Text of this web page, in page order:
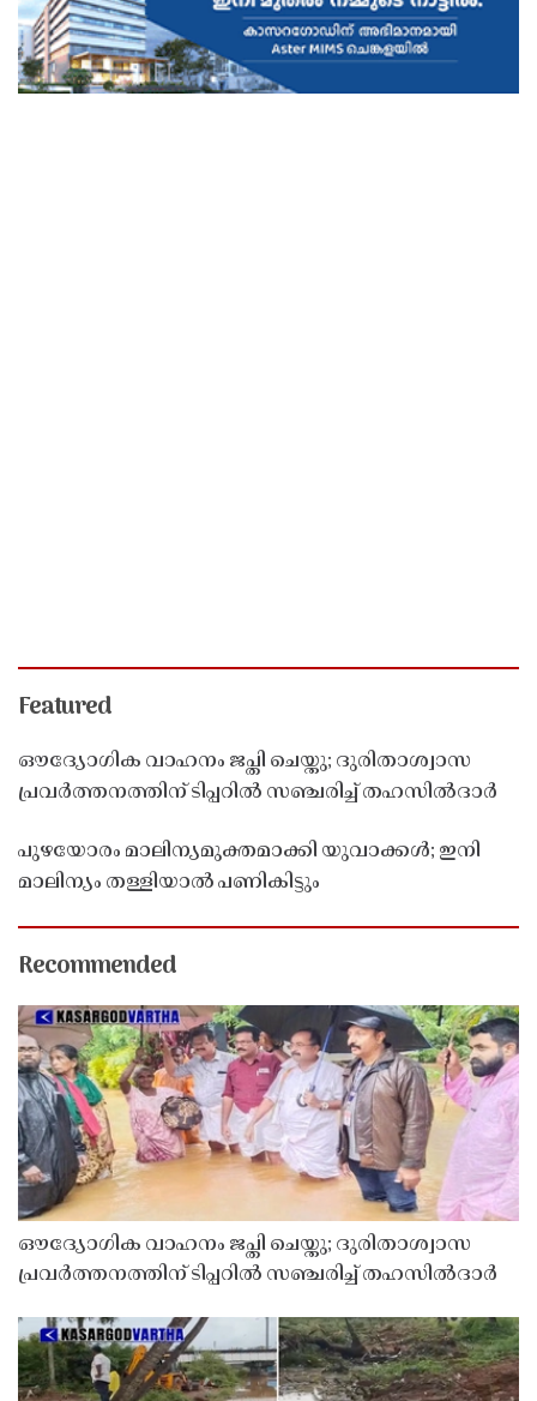
Featured
ഔദ്യോഗിക വാഹനം ജപ്തി ചെയ്തു; ദുരിതാശ്വാസ
പ്രവർത്തനത്തിന് ടിപ്പറിൽ സഞ്ചരിച്ച് തഹസിൽദാർ
പുഴയോരം മാലിന്യമുക്തമാക്കി യുവാക്കൾ; ഇനി
മാലിന്യം തള്ളിയാൽ പണികിട്ടും
Recommended
ഔദ്യോഗിക വാഹനം ജപ്തി ചെയ്തു; ദുരിതാശ്വാസ
പ്രവർത്തനത്തിന് ടിപ്പറിൽ സഞ്ചരിച്ച് തഹസിൽദാർ